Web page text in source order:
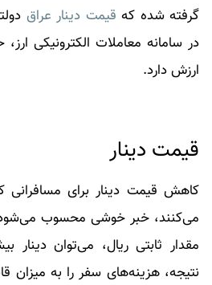
گرفته شده که قیمت دینار عراق
در سامانه معاملات الکترونیکی
ارزش دارد.
قیمت دینار
کاهش قیمت دینار برای مسافرانی
می‌کنند، خبر خوشی محسوب
مقدار ثابتی ریال، می‌توان دینار
نتیجه، هزینه‌های سفر را به